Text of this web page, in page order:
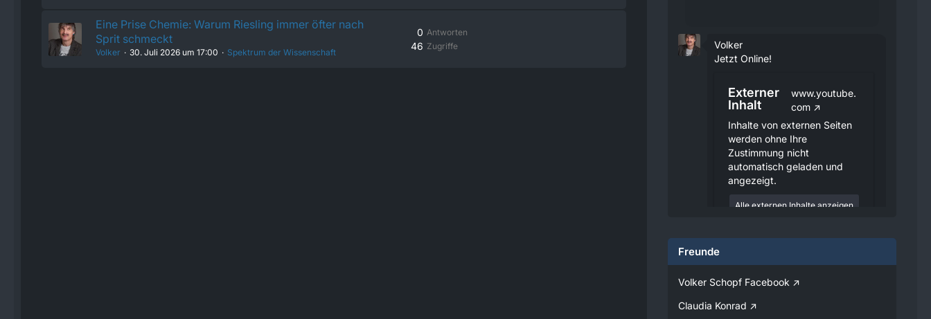
Eine Prise Chemie: Warum Riesling immer öfter nach
Sprit schmeckt
Volker 30. Juli 2026 um 17:00 Spektrum der Wissenschaft
Antworten
0
Zugriffe
46
Volker
Jetzt Online!
Externer
Inhalt
www.youtube.
com
Inhalte von externen Seiten
werden ohne Ihre
Zustimmung nicht
automatisch geladen und
angezeigt.
Alle externen Inhalte anzeigen
externen Inhalte erklären Sie sich
personenbezogene Daten an
Drittplattformen übermittelt
werden. Mehr Informationen
dazu haben wir in unserer
Datenschutzerklärung zur
Freunde
Volker Schopf Facebook
Claudia Konrad